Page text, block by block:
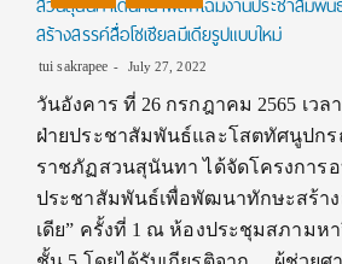
สร้างสรรค์สื่อโซเชียลมีเดียรูปแบบใหม่
tui sakrapee July 27, 2022
วันอังคาร ที่ 26 กรกฎาคม 2565 เวลา
ฝ่ายประชาสัมพันธ์และโสตทัศนูปก
ราชภัฏสวนสุนันทา ได้จัดโครงการอ
ประชาสัมพันธ์เพื่อพัฒนาทักษะสร้า
เดีย” ครั้งที่ 1 ณ ห้องประชุมสภามหา